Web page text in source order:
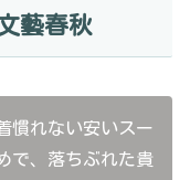
藝春秋
慣れない安いスー
で、落ちぶれた貴